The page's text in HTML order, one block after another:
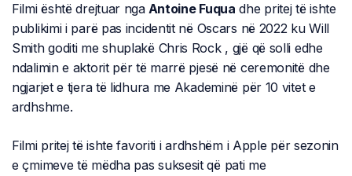
Filmi është drejtuar ngaAntoine Fuqua dhe pritej të ishte
publikimi i parë pas incidentit në Oscars në 2022 ku Will
Smith goditi me shuplakë Chris Rock , gjë që solli edhe
ndalimin e aktorit për të marrë pjesë në ceremonitë dhe
ngjarjet e tjera të lidhura me Akademinë për 10 vitet e
ardhshme.
Filmi pritej të ishte favoriti i ardhshëm i Apple për sezonin
e çmimeve të mëdha pas suksesit që pati me